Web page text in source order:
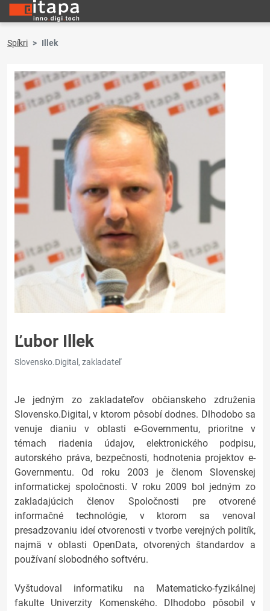
Spíkri Illek
Ľubor Illek
Slovensko.Digital, zakladateľ
Je jedným zo zakladateľov občianskeho združenia
Slovensko.Digital, v ktorom pôsobí dodnes. Dlhodobo sa
venuje dianiu v oblasti e-Governmentu, prioritne v
témach riadenia údajov, elektronického podpisu,
autorského práva, bezpečnosti, hodnotenia projektov e-
Governmentu. Od roku 2003 je členom Slovenskej
informatickej spoločnosti. V roku 2009 bol jedným zo
zakladajúcich členov Spoločnosti pre otvorené
informačné technológie, v ktorom sa venoval
presadzovaniu ideí otvorenosti v tvorbe verejných politík,
najmä v oblasti OpenData, otvorených štandardov a
používaní slobodného softvéru.
Vyštudoval informatiku na Matematicko-fyzikálnej
fakulte Univerzity Komenského. Dlhodobo pôsobil v